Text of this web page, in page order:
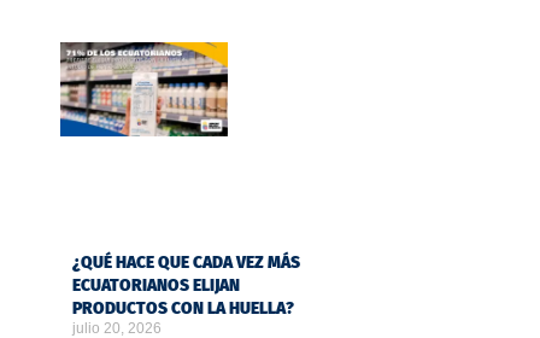
¿QUÉ HACE QUE CADA VEZ MÁS
ECUATORIANOS ELIJAN
PRODUCTOS CON LA HUELLA?
julio 20, 2026